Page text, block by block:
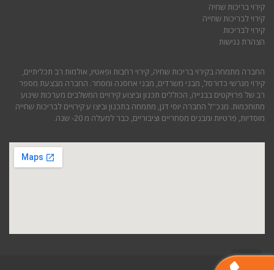
קירוי בריכות שחיה
קירוי לבריכות שחייה
קירוי לבריכות
הצהרת נגישות
החברה מתמחה בקירוי בריכות שחיה, קירוי רחבות ופאטיו, אולמות רב תכליתיים,
קירוי מגרשי כדורסל, מבני משרדים, מבני אחסנה ומסחר. החברה מבצעת מספר
רב של פרויקטים בבנייה, הכוללים תכנון וביצוע קירויים המשלבים מערכות שינוע
מתוחכמות. מנכ''ל החברה יוסי דגן, מתמחה בתכנון וביצו ע קירויים לבריכות שחייה
מוסדיות, פרטיות ומבנים מסחריים וציבוריים, כבר למעלה מ 20- שנה.